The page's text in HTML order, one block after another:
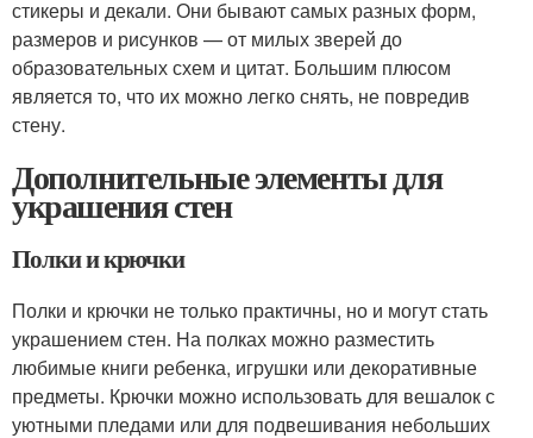
стикеры и декали. Они бывают самых разных форм,
размеров и рисунков — от милых зверей до
образовательных схем и цитат. Большим плюсом
является то, что их можно легко снять, не повредив
стену.
Дополнительные элементы для
украшения стен
Полки и крючки
Полки и крючки не только практичны, но и могут стать
украшением стен. На полках можно разместить
любимые книги ребенка, игрушки или декоративные
предметы. Крючки можно использовать для вешалок с
уютными пледами или для подвешивания небольших